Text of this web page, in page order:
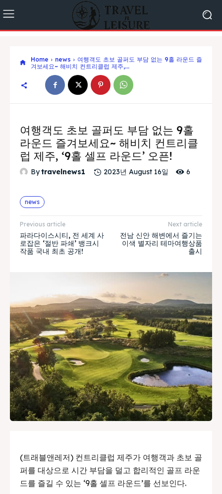
Home news
여행객도 초보 골퍼도 부담 없는 9홀 라운드 즐
겨보세요~ 해비치 컨트리클럽 제주,...
여행객도 초보 골퍼도 부담 없는 9홀
라운드 즐겨보세요~ 해비치 컨트리클
럽 제주, ‘9홀 셀프 라운드’ 오픈!
Bytravelnews1 2023년 August 16일 6
news
Previous article
파라다이스시티, 전 세계 사
로잡은 ‘절반 파쇄’ 뱅크시
작품 국내 최초 공개!
Next article
전남 신안 해변에서 즐기는
이색 별자리 테마여행상품
출시
(트래블앤레저) 컨트리클럽 제주가 여행객과 초보 골
퍼를 대상으로 시간 부담을 덜고 합리적인 골프 라운
드를 즐길 수 있는 ‘9홀 셀프 라운드’를 선보인다.